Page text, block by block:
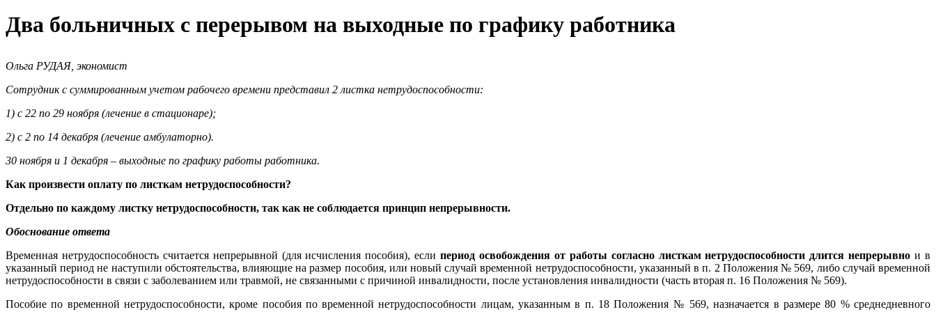
Два больничных с перерывом на выходные по графику работника
Ольга РУДАЯ, экономист
Сотрудник с суммированным учетом рабочего времени представил 2 листка нетрудоспособности:
1) с 22 по 29 ноября (лечение в стационаре);
2) с 2 по 14 декабря (лечение амбулаторно).
30 ноября и 1 декабря – выходные по графику работы работника.
Как произвести оплату по листкам нетрудоспособности?
Отдельно по каждому листку нетрудоспособности, так как не соблюдается принцип непрерывности.
Обоснование ответа
Временная нетрудоспособность считается непрерывной (для исчисления пособия), еслипериод освобождения от работы согласно листкам нетрудоспособности длится непрерывно и в
указанный период не наступили обстоятельства, влияющие на размер пособия, или новый случай временной нетрудоспособности, указанный в п. 2 Положения № 569, либо случай временной
нетрудоспособности в связи с заболеванием или травмой, не связанными с причиной инвалидности, после установления инвалидности (часть вторая п. 16 Положения № 569).
Пособие по временной нетрудоспособности, кроме пособия по временной нетрудоспособности лицам, указанным в п. 18 Положения № 569, назначается в размере 80 % среднедневного